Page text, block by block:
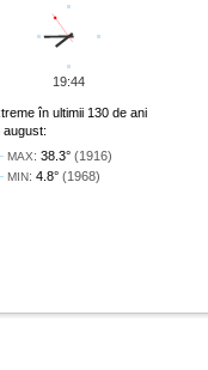
în ultimii 130 de ani
august:
MAX: 38.3° (1916)
MIN: 4.8° (1968)
19:44